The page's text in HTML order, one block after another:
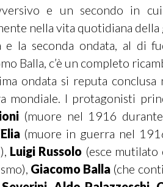
e un secondo in
nella vita quotidiana
e la seconda ondata, al di
Balla, c’è un completo
ondata si reputa
mondiale. I protagonisti
(muore nel 1916 durante
(muore in guerra nel
Luigi Russolo (esce mutilato
Giacomo Balla (che